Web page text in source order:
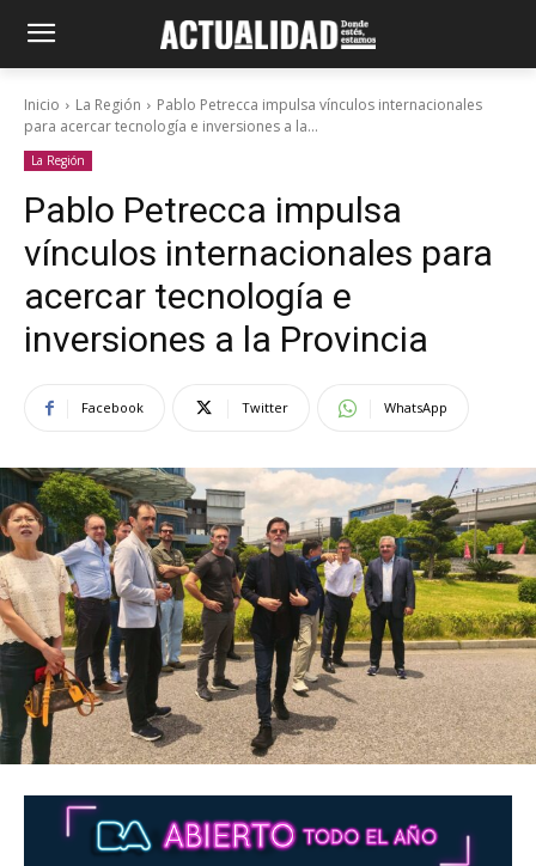
Inicio La Región
Pablo Petrecca impulsa vínculos internacionales
para acercar tecnología e inversiones a la...
La Región
Pablo Petrecca impulsa
vínculos internacionales para
acercar tecnología e
inversiones a la Provincia
Facebook Twitter WhatsApp